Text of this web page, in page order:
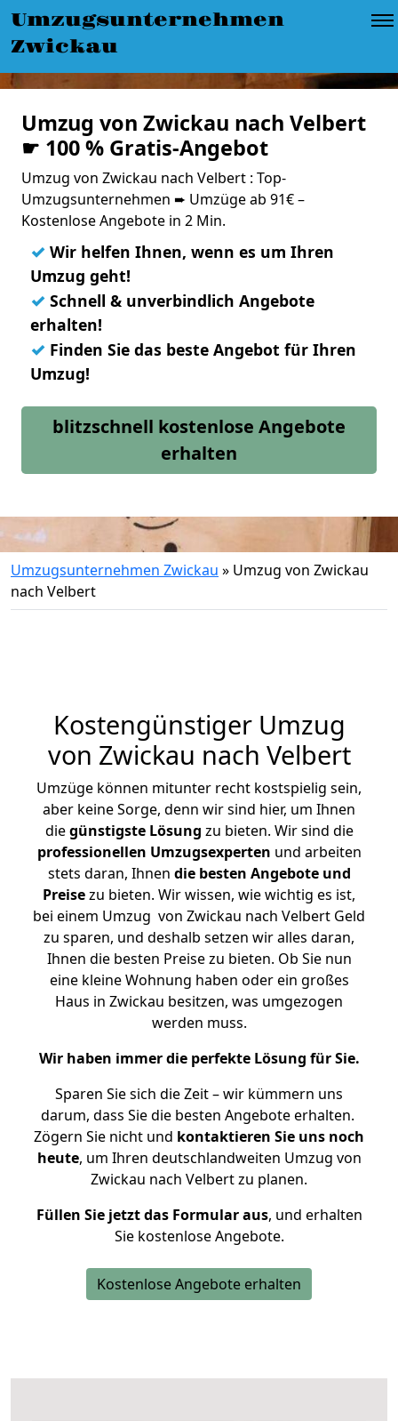
Umzugsunternehmen
Zwickau
Umzug von Zwickau nach Velbert
☛ 100 % Gratis-Angebot
Umzug von Zwickau nach Velbert : Top-
Umzugsunternehmen ➨ Umzüge ab 91€ –
Kostenlose Angebote in 2 Min.
✓ Wir helfen Ihnen, wenn es um Ihren
Umzug geht!
✓ Schnell & unverbindlich Angebote
erhalten!
✓ Finden Sie das beste Angebot für Ihren
Umzug!
blitzschnell kostenlose Angebote
erhalten
Umzugsunternehmen Zwickau » Umzug von Zwickau
nach Velbert
Kostengünstiger Umzug
von Zwickau nach Velbert
Umzüge können mitunter recht kostspielig sein,
aber keine Sorge, denn wir sind hier, um Ihnen
diegünstigste Lösung zu bieten. Wir sind die
professionellen Umzugsexperten und arbeiten
stets daran, Ihnen die besten Angebote und
Preisezu bieten. Wir wissen, wie wichtig es ist,
bei einem Umzug von Zwickau nach Velbert Geld
zu sparen, und deshalb setzen wir alles daran,
Ihnen die besten Preise zu bieten. Ob Sie nun
eine kleine Wohnung haben oder ein großes
Haus in Zwickau besitzen, was umgezogen
werden muss.
Wir haben immer die perfekte Lösung für Sie.
Sparen Sie sich die Zeit – wir kümmern uns
darum, dass Sie die besten Angebote erhalten.
Zögern Sie nicht und kontaktieren Sie uns noch
heute, um Ihren deutschlandweiten Umzug von
Zwickau nach Velbert zu planen.
Füllen Sie jetzt das Formular aus, und erhalten
Sie kostenlose Angebote.
Kostenlose Angebote erhalten